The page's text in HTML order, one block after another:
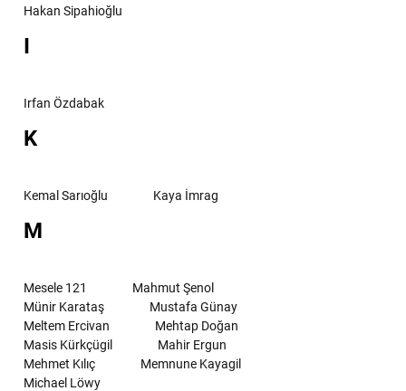
Hakan Sipahioğlu
I
Irfan Özdabak
K
Kemal Sarıoğlu Kaya İmrag
M
Mesele 121
Mahmut Şenol
Münir Karataş
Mustafa Günay
Meltem Ercivan
Mehtap Doğan
Masis Kürkçügil
Mahir Ergun
Mehmet Kılıç
Memnune Kayagil
Michael Löwy